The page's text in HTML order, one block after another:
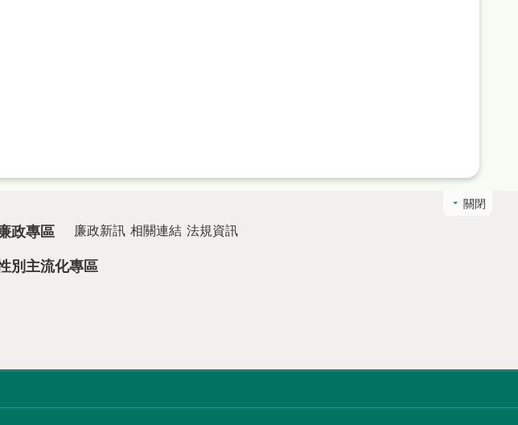
關閉
政專區 廉政新訊 相關連結 法規資訊
別主流化專區